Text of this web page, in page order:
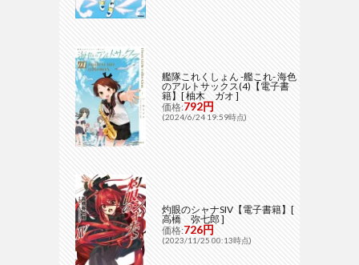
艦隊これくしょん -艦これ- 海色
のアルトサックス(4)【電子書
籍】[ 柚木 ガオ ]
価格:792円
(2024/6/24 19:59時点)
灼眼のシャナSIV【電子書籍】[
高橋 弥七郎 ]
価格:726円
(2023/11/25 00:13時点)